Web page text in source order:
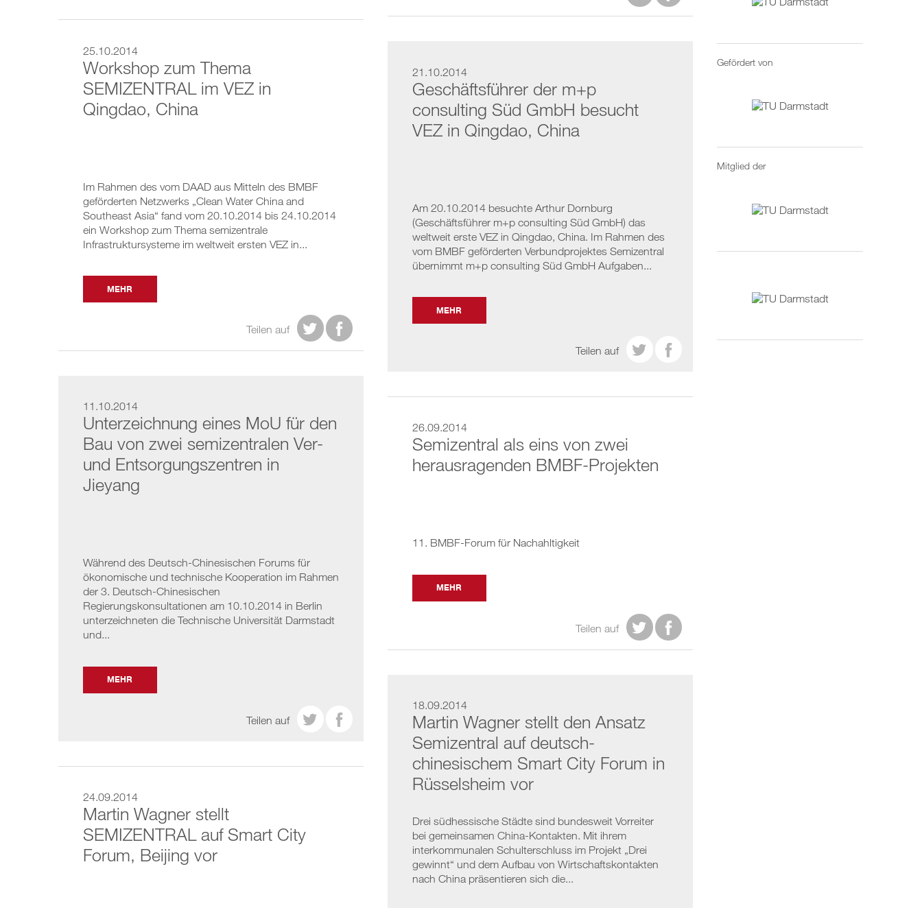
25.10.2014
Workshop zum Thema
SEMIZENTRAL im VEZ in
Qingdao, China
Im Rahmen des vom DAAD aus Mitteln des BMBF
geförderten Netzwerks „Clean Water China and
Southeast Asia“ fand vom 20.10.2014 bis 24.10.2014
ein Workshop zum Thema semizentrale
Infrastruktursysteme im weltweit ersten VEZ in...
MEHR
Teilen auf  
11.10.2014
Unterzeichnung eines MoU für den
Bau von zwei semizentralen Ver-
und Entsorgungszentren in
Jieyang
Während des Deutsch-Chinesischen Forums für
ökonomische und technische Kooperation im Rahmen
der 3. Deutsch-Chinesischen
Regierungskonsultationen am 10.10.2014 in Berlin
unterzeichneten die Technische Universität Darmstadt
und...
MEHR
Teilen auf  
24.09.2014
Martin Wagner stellt
SEMIZENTRAL auf Smart City
Forum, Beijing vor
21.10.2014
Geschäftsführer der m+p
consulting Süd GmbH besucht
VEZ in Qingdao, China
Am 20.10.2014 besuchte Arthur Dornburg
(Geschäftsführer m+p consulting Süd GmbH) das
weltweit erste VEZ in Qingdao, China. Im Rahmen des
vom BMBF geförderten Verbundprojektes Semizentral
übernimmt m+p consulting Süd GmbH Aufgaben...
MEHR
Teilen auf  
26.09.2014
Semizentral als eins von zwei
herausragenden BMBF-Projekten
11. BMBF-Forum für Nachahltigkeit
MEHR
Teilen auf  
18.09.2014
Martin Wagner stellt den Ansatz
Semizentral auf deutsch-
chinesischem Smart City Forum in
Rüsselsheim vor
Drei südhessische Städte sind bundesweit Vorreiter
bei gemeinsamen China-Kontakten. Mit ihrem
interkommunalen Schulterschluss im Projekt „Drei
gewinnt“ und dem Aufbau von Wirtschaftskontakten
nach China präsentieren sich die...
Gefördert von
Mitglied der